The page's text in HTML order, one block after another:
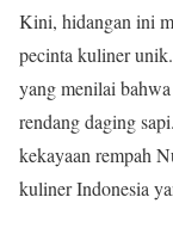
Kini, hidangan ini
pecinta kuliner
yang menilai
rendang daging
kekayaan rempah
kuliner Indonesia